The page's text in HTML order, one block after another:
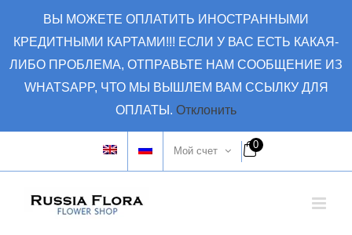
ВЫ МОЖЕТЕ ОПЛАТИТЬ ИНОСТРАННЫМИ
КРЕДИТНЫМИ КАРТАМИ!!! ЕСЛИ У ВАС ЕСТЬ КАКАЯ-
ЛИБО ПРОБЛЕМА, ОТПРАВЬТЕ НАМ СООБЩЕНИЕ ИЗ
WHATSAPP, ЧТО МЫ ВЫШЛЕМ ВАМ ССЫЛКУ ДЛЯ
ОПЛАТЫ. Отклонить
Мой счет
0